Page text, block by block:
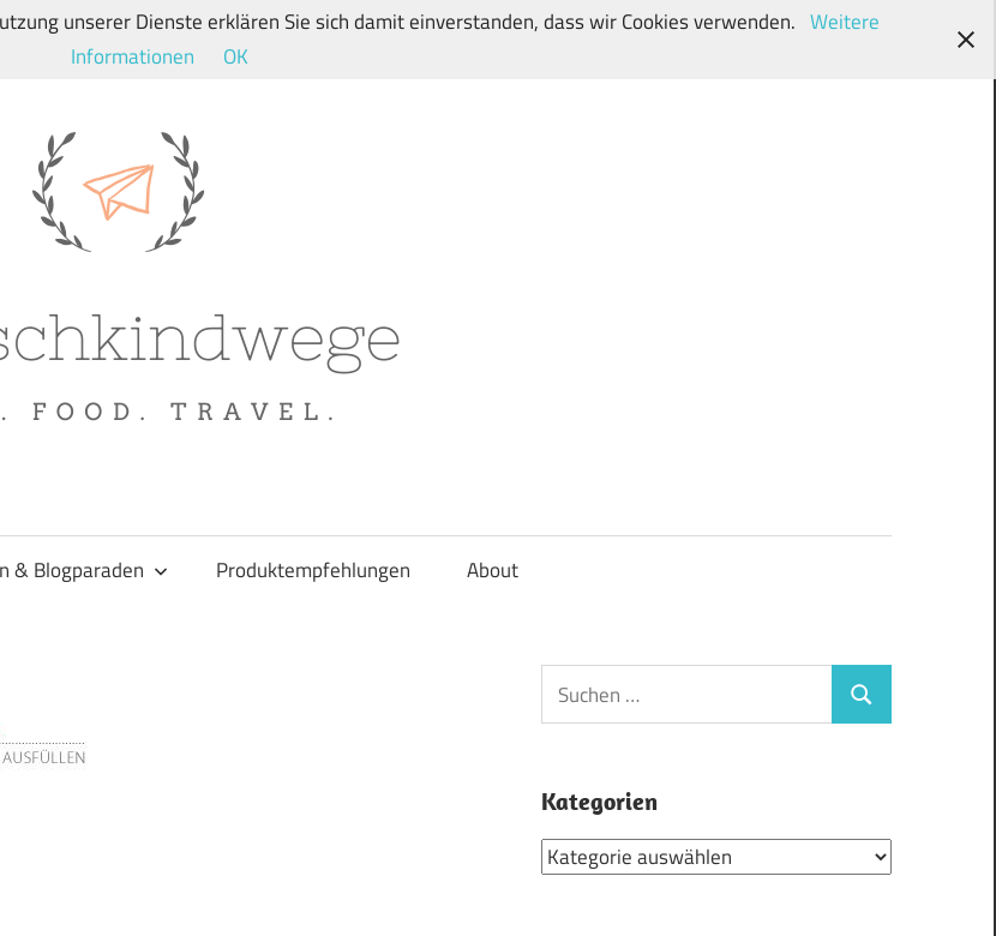
& Blogparaden Produktempfehlungen About
Suchen
nach:
Suchen
Kategorien
Kategorien
unserer Dienste erklären Sie sich damit einverstanden, dass wir Cookies verwenden. Weitere
Informationen
OK